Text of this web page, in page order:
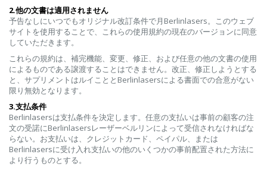
2.他の文書は適用されません
予告なしにいつでもオリジナル改訂条件で月Berlinlasers。このウェブ
サイトを使用することで、これらの使用規約の現在のバージョンに同意
していただきます。
これらの規約は、補完機能、変更、修正、および任意の他の文書の使用
によるものである譲渡することはできません。改正、修正しようとする
と、サプリメントはルイこととBerlinlasersによる書面での合意がない
限り無効となります。
3.支払条件
Berlinlasersは支払条件を決定します。任意の支払いは事前の顧客の注
文の受諾にBerlinlasersレーザーベルリンによって受信されなければな
らない。お支払いは、クレジットカード、ペイパル、または
Berlinlasersに受け入れ支払いの他のいくつかの事前配置された方法に
より行うものとする。